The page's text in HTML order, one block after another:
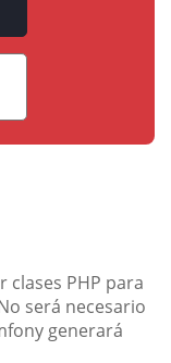
clases PHP para
será necesario
generará